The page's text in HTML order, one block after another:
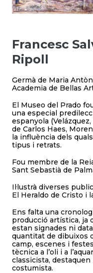
Francesc
Ripoll
Germà de Maria
Academia de Bellas
El Museo del Prado
una especial
espanyola
de Carlos Haes,
la influència dels
tipus i retrats.
Fou membre de la
Sant Sebastià de
Il·lustrà diverses
El Heraldo de Cristo i
Ens falta una
producció artística, ja
estan signades ni
quantitat de dibuixos
camp, escenes i
tècnica a l’oli i a
classicista,
costumista.